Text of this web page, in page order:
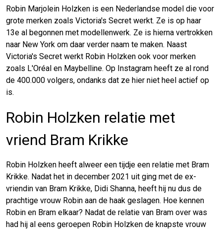
Robin Marjolein Holzken is een Nederlandse model die voor
grote merken zoals Victoria's Secret werkt. Ze is op haar
13e al begonnen met modellenwerk. Ze is hierna vertrokken
naar New York om daar verder naam te maken. Naast
Victoria's Secret werkt Robin Holzken ook voor merken
zoals L'Oréal en Maybelline. Op Instagram heeft ze al rond
de 400.000 volgers, ondanks dat ze hier niet heel actief op
is.
Robin Holzken relatie met
vriend Bram Krikke
Robin Holzken heeft alweer een tijdje een relatie met Bram
Krikke. Nadat het in december 2021 uit ging met de ex-
vriendin van Bram Krikke, Didi Shanna, heeft hij nu dus de
prachtige vrouw Robin aan de haak geslagen. Hoe kennen
Robin en Bram elkaar? Nadat de relatie van Bram over was
had hij al eens geroepen Robin Holzken de knapste vrouw